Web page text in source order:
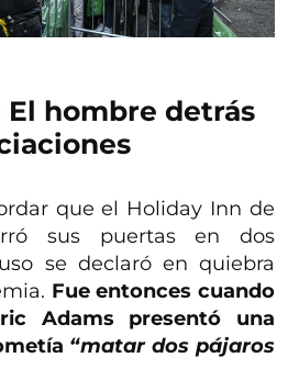
El hombre detrás
que el Holiday Inn de
sus puertas en dos
se declaró en quiebra
Fue entonces cuando
Adams presentó una
“matar dos pájaros